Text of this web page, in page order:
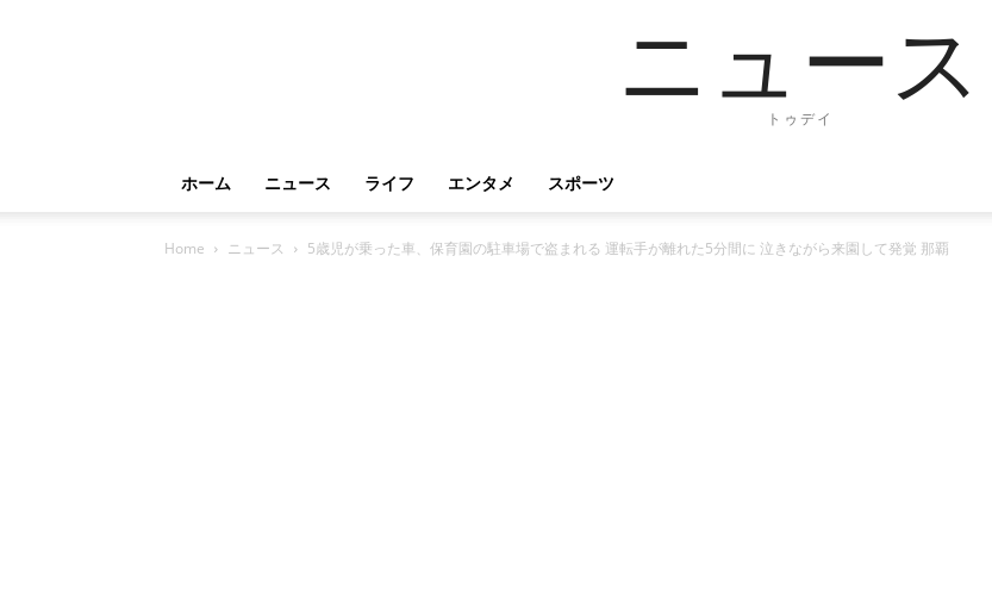
ニュース
トゥデイ
ホーム ニュース ライフ エンタメ スポーツ
Home ニュース 5歳児が乗った車、保育園の駐車場で盗まれる 運転手が離れた5分間に 泣きながら来園して発覚 那覇